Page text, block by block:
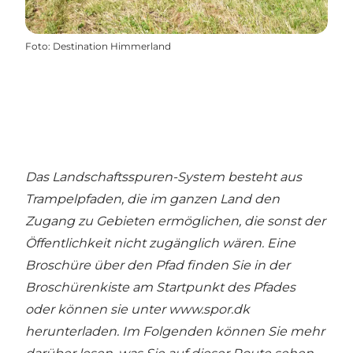
Foto: Destination Himmerland
Das Landschaftsspuren-System besteht aus
Trampelpfaden, die im ganzen Land den
Zugang zu Gebieten ermöglichen, die sonst der
Öffentlichkeit nicht zugänglich wären. Eine
Broschüre über den Pfad finden Sie in der
Broschürenkiste am Startpunkt des Pfades
oder können sie unter www.spor.dk
herunterladen. Im Folgenden können Sie mehr